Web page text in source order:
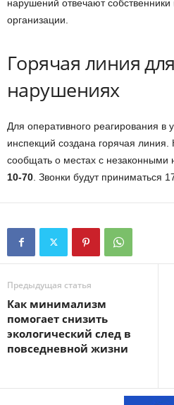
нарушений отвечают
организации.
Горячая линия
нарушениях
Для оперативного реагирования
инспекций создана горячая линия.
сообщать о местах с
10-70 . Звонки будут приниматься
Предыдущая статья
Как минимализм
помогает снизить
экологический след в
повседневной жизни